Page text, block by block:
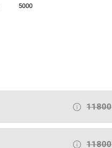
5000
11800
11800